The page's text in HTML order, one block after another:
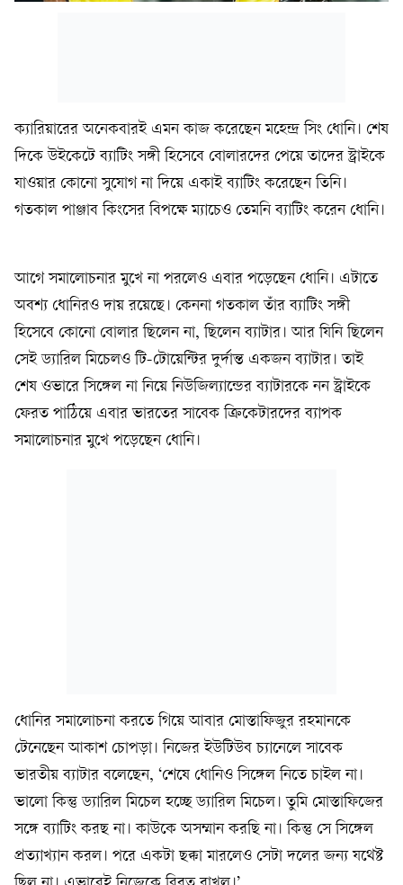
ক্যারিয়ারের অনেকবারই এমন কাজ করেছেন মহেন্দ্র সিং ধোনি। শেষ
দিকে উইকেটে ব্যাটিং সঙ্গী হিসেবে বোলারদের পেয়ে তাদের স্ট্রাইকে
যাওয়ার কোনো সুযোগ না দিয়ে একাই ব্যাটিং করেছেন তিনি।
গতকাল পাঞ্জাব কিংসের বিপক্ষে ম্যাচেও তেমনি ব্যাটিং করেন ধোনি।
আগে সমালোচনার মুখে না পরলেও এবার পড়েছেন ধোনি। এটাতে
অবশ্য ধোনিরও দায় রয়েছে। কেননা গতকাল তাঁর ব্যাটিং সঙ্গী
হিসেবে কোনো বোলার ছিলেন না, ছিলেন ব্যাটার। আর যিনি ছিলেন
সেই ড্যারিল মিচেলও টি-টোয়েন্টির দুর্দান্ত একজন ব্যাটার। তাই
শেষ ওভারে সিঙ্গেল না নিয়ে নিউজিল্যান্ডের ব্যাটারকে নন স্ট্রাইকে
ফেরত পাঠিয়ে এবার ভারতের সাবেক ক্রিকেটারদের ব্যাপক
সমালোচনার মুখে পড়েছেন ধোনি।
ধোনির সমালোচনা করতে গিয়ে আবার মোস্তাফিজুর রহমানকে
টেনেছেন আকাশ চোপড়া। নিজের ইউটিউব চ্যানেলে সাবেক
ভারতীয় ব্যাটার বলেছেন, ‘শেষে ধোনিও সিঙ্গেল নিতে চাইল না।
ভালো কিন্তু ড্যারিল মিচেল হচ্ছে ড্যারিল মিচেল। তুমি মোস্তাফিজের
সঙ্গে ব্যাটিং করছ না। কাউকে অসম্মান করছি না। কিন্তু সে সিঙ্গেল
প্রত্যাখ্যান করল। পরে একটা ছক্কা মারলেও সেটা দলের জন্য যথেষ্ট